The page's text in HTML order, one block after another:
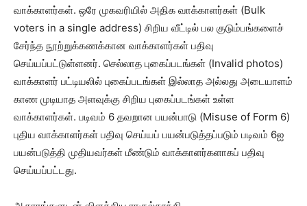
வாக்காளர்கள். ஒரே முகவரியில் அதிக வாக்காளர்கள் (Bulk
voters in a single address) சிறிய வீட்டில் பல குடும்பங்களைச்
சேர்ந்த நூற்றுக்கணக்கான வாக்காளர்கள் பதிவு
செய்யப்பட்டுள்ளனர். செல்லாத புகைப்படங்கள் (Invalid photos)
வாக்காளர் பட்டியலில் புகைப்படங்கள் இல்லாத அல்லது அடையாளம்
காண முடியாத அளவுக்கு சிறிய புகைப்படங்கள் உள்ள
வாக்காளர்கள். படிவம் 6 தவறான பயன்பாடு (Misuse of Form 6)
புதிய வாக்காளர்கள் பதிவு செய்யப் பயன்படுத்தப்படும் படிவம் 6ஐ
பயன்படுத்தி முதியவர்கள் மீண்டும் வாக்காளர்களாகப் பதிவு
செய்யப்பட்டது.